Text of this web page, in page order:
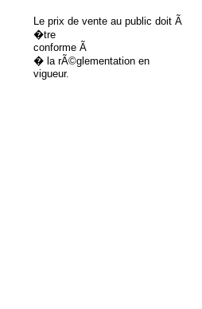
Le prix de vente au public doit Ã
�tre
conforme Ã
� la rÃ©glementation en
vigueur.